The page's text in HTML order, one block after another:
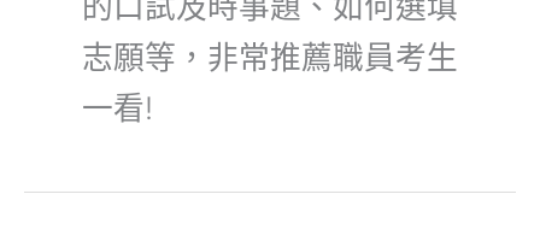
志願等，非常推薦職員考生
一看!